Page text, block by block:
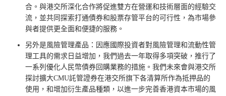
合。與港交所深化合作將促進雙方在營運和技術層面的經驗交
流，並共同探索打通債券和股票存管平台的可行性，為市場參
與者提供更全面和便捷的服務。
另外是風險管理產品：因應國際投資者對風險管理和流動性管
理工具的需求日益增加，我們過去一年取得多項突破，推行了
一系列優化人民幣債券回購業務的措施。我們未來會與港交所
探討擴大CMU託管證券在港交所旗下各清算所作為抵押品的
使用，和增加衍生產品種類，以進一步完善香港資本市場的風